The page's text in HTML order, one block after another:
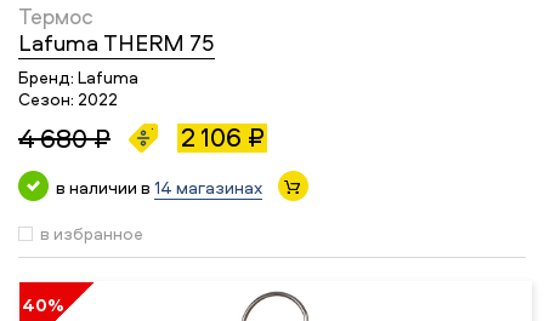
Термос
Lafuma THERM 75
Бренд: Lafuma
Сезон: 2022
4 680 ₽ 2 106 ₽
в наличии в 14 магазинах
в избранное
40%